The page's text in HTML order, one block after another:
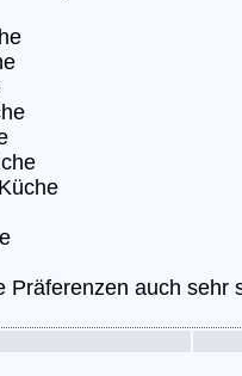
Präferenzen auch sehr